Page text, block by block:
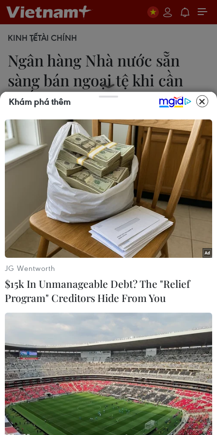
KINH TẾTÀI CHÍNH
Ngân hàng Nhà nước sẵn
sàng bán ngoại tệ khi cần
thiết
Thùy Dương
21/05/2019 07:24
Liên quan đến diễn biến tỷ giá tăng trong những
ngày qua, đại diện Ngân hàng Nhà nước Việt
Nam cho biết trong trường hợp cần thiết, cơ quan
này sẵn sàng bán ngoại tệ để bình ổn thị trường.
Ảnh minh họa. (Nguồn: CTV)
Liên quan đến diễn biến tỷ giá tăng trong
những ngày qua, ngày 21/5, ông Phạm Thanh
Khám phá thêm
JG Wentworth
$15k In Unmanageable Debt? The "Relief
Program" Creditors Hide From You